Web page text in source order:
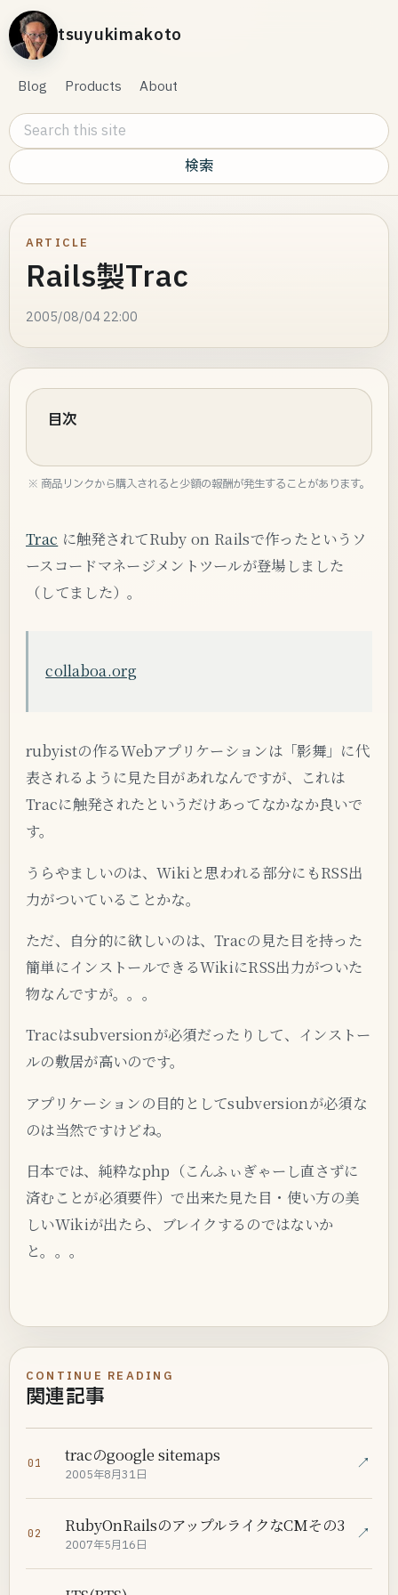
tsuyukimakoto
Blog Products About
Search this site
ARTICLE
Rails製Trac
2005/08/04 22:00
目次
※ 商品リンクから購入されると少額の報酬が発生することがあります。
Trac に触発されてRuby on Railsで作ったというソ
ースコードマネージメントツールが登場しました
（してました）。
collaboa.org
rubyistの作るWebアプリケーションは「影舞」に代
表されるように見た目があれなんですが、これは
Tracに触発されたというだけあってなかなか良いで
す。
うらやましいのは、Wikiと思われる部分にもRSS出
力がついていることかな。
ただ、自分的に欲しいのは、Tracの見た目を持った
簡単にインストールできるWikiにRSS出力がついた
物なんですが。。。
Tracはsubversionが必須だったりして、インストー
ルの敷居が高いのです。
アプリケーションの目的としてsubversionが必須な
のは当然ですけどね。
日本では、純粋なphp（こんふぃぎゃーし直さずに
済むことが必須要件）で出来た見た目・使い方の美
しいWikiが出たら、ブレイクするのではないか
と。。。
CONTINUE READING
関連記事
01 tracのgoogle sitemaps
2005年8月31日
↗
02 RubyOnRailsのアップルライクなCMその3
2007年5月16日
↗